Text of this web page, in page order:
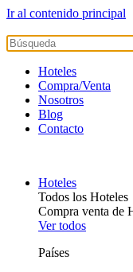
Ir al contenido principal
Hoteles
Compra/Venta
Nosotros
Blog
Contacto
Hoteles
Todos los Hoteles
Compra venta de
Ver todos
Países